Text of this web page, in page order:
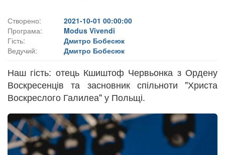
Створено:
2021-10-01 00:00:00
Програма:
Modus Vivendi
Гість:
Дмитро Бобесюк
Ведучий:
Дмитро Бобесюк
Наш гість: отець Кшиштоф Червьонка з Ордену
Воскресенців та засновник спільноти "Христа
Воскреслого Галилеа" у Польщі.